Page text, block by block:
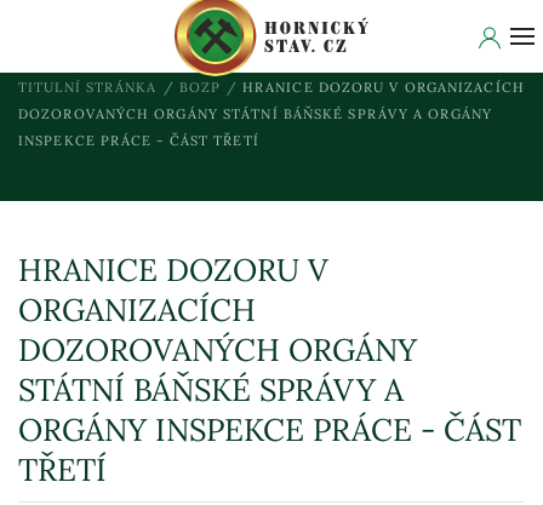
TITULNÍ STRÁNKA BOZP
HRANICE DOZORU V ORGANIZACÍCH
DOZOROVANÝCH ORGÁNY STÁTNÍ BÁŇSKÉ SPRÁVY A ORGÁNY
INSPEKCE PRÁCE - ČÁST TŘETÍ
HRANICE DOZORU V
ORGANIZACÍCH
DOZOROVANÝCH ORGÁNY
STÁTNÍ BÁŇSKÉ SPRÁVY A
ORGÁNY INSPEKCE PRÁCE - ČÁST
TŘETÍ